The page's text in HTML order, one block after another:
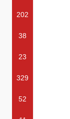
202
38
23
329
52